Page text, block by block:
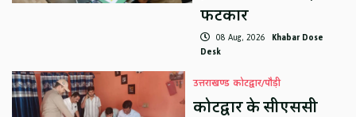
फटकार
08 Aug, 2026 Khabar Dose
Desk
उत्तराखण्ड कोटद्वार/पौड़ी
कोटद्वार के सीएससी